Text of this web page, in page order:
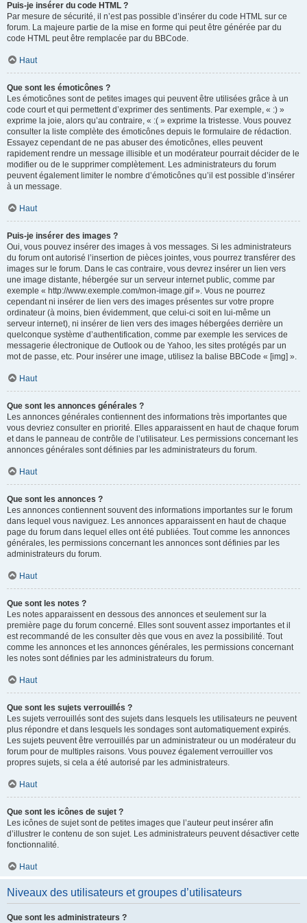
Puis-je insérer du code HTML ?
Par mesure de sécurité, il n’est pas possible d’insérer du code HTML sur ce
forum. La majeure partie de la mise en forme qui peut être générée par du
code HTML peut être remplacée par du BBCode.
Haut
Que sont les émoticônes ?
Les émoticônes sont de petites images qui peuvent être utilisées grâce à un
code court et qui permettent d’exprimer des sentiments. Par exemple, « :) »
exprime la joie, alors qu’au contraire, « :( » exprime la tristesse. Vous pouvez
consulter la liste complète des émoticônes depuis le formulaire de rédaction.
Essayez cependant de ne pas abuser des émoticônes, elles peuvent
rapidement rendre un message illisible et un modérateur pourrait décider de le
modifier ou de le supprimer complètement. Les administrateurs du forum
peuvent également limiter le nombre d’émoticônes qu’il est possible d’insérer
à un message.
Haut
Puis-je insérer des images ?
Oui, vous pouvez insérer des images à vos messages. Si les administrateurs
du forum ont autorisé l’insertion de pièces jointes, vous pourrez transférer des
images sur le forum. Dans le cas contraire, vous devrez insérer un lien vers
une image distante, hébergée sur un serveur internet public, comme par
exemple « http://www.exemple.com/mon-image.gif ». Vous ne pourrez
cependant ni insérer de lien vers des images présentes sur votre propre
ordinateur (à moins, bien évidemment, que celui-ci soit en lui-même un
serveur internet), ni insérer de lien vers des images hébergées derrière un
quelconque système d’authentification, comme par exemple les services de
messagerie électronique de Outlook ou de Yahoo, les sites protégés par un
mot de passe, etc. Pour insérer une image, utilisez la balise BBCode « [img] ».
Haut
Que sont les annonces générales ?
Les annonces générales contiennent des informations très importantes que
vous devriez consulter en priorité. Elles apparaissent en haut de chaque forum
et dans le panneau de contrôle de l’utilisateur. Les permissions concernant les
annonces générales sont définies par les administrateurs du forum.
Haut
Que sont les annonces ?
Les annonces contiennent souvent des informations importantes sur le forum
dans lequel vous naviguez. Les annonces apparaissent en haut de chaque
page du forum dans lequel elles ont été publiées. Tout comme les annonces
générales, les permissions concernant les annonces sont définies par les
administrateurs du forum.
Haut
Que sont les notes ?
Les notes apparaissent en dessous des annonces et seulement sur la
première page du forum concerné. Elles sont souvent assez importantes et il
est recommandé de les consulter dès que vous en avez la possibilité. Tout
comme les annonces et les annonces générales, les permissions concernant
les notes sont définies par les administrateurs du forum.
Haut
Que sont les sujets verrouillés ?
Les sujets verrouillés sont des sujets dans lesquels les utilisateurs ne peuvent
plus répondre et dans lesquels les sondages sont automatiquement expirés.
Les sujets peuvent être verrouillés par un administrateur ou un modérateur du
forum pour de multiples raisons. Vous pouvez également verrouiller vos
propres sujets, si cela a été autorisé par les administrateurs.
Haut
Que sont les icônes de sujet ?
Les icônes de sujet sont de petites images que l’auteur peut insérer afin
d’illustrer le contenu de son sujet. Les administrateurs peuvent désactiver cette
fonctionnalité.
Haut
Niveaux des utilisateurs et groupes d’utilisateurs
Que sont les administrateurs ?